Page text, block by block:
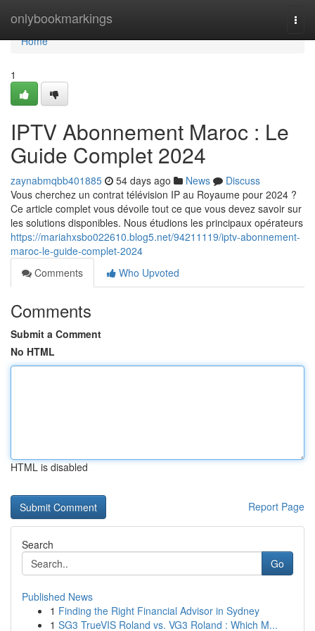
onlybookmarkings
Home
Home
1
IPTV Abonnement Maroc : Le
Guide Complet 2024
zaynabmqbb401885 54 days ago News
Discuss
Vous cherchez un contrat télévision IP au Royaume pour 2024 ?
Ce article complet vous dévoile tout ce que vous devez savoir sur
les solutions disponibles. Nous étudions les principaux opérateurs
https://mariahxsbo022610.blog5.net/94211119/iptv-abonnement-
maroc-le-guide-complet-2024
Comments
Who Upvoted
Comments
Submit a Comment
No HTML
HTML is disabled
Report Page
Search
Go
Published News
1 Finding the Right Financial Advisor in Sydney
1 SG3 TrueVIS Roland vs. VG3 Roland : Which M...